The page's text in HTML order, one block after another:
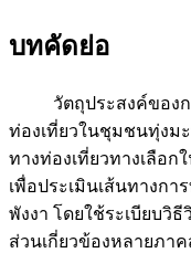
บทคัดย่อ
วัตถุประสงค์ของกา
ท่องเที่ยวในชุมชนทุ่งม
ทางท่องเที่ยวทางเลือ
เพื่อประเมินเส้นทางก
พังงา โดยใช้ระเบียบวิ
ส่วนเกี่ยวข้องหลายภา